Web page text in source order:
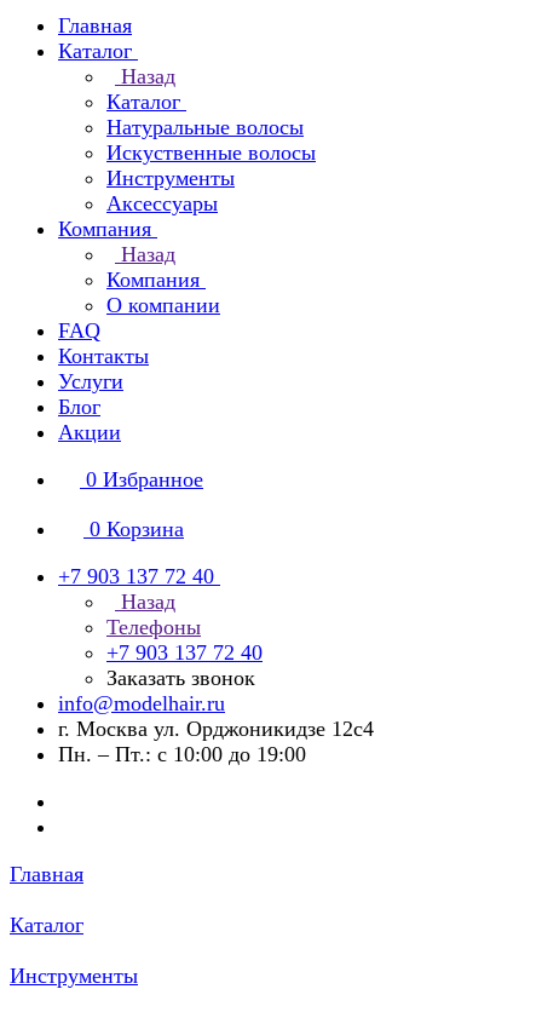
Главная
Каталог
Назад
Каталог
Натуральные волосы
Искуственные волосы
Инструменты
Аксессуары
Компания
Назад
Компания
О компании
FAQ
Контакты
Услуги
Блог
Акции
0 Избранное
0 Корзина
+7 903 137 72 40
Назад
Телефоны
+7 903 137 72 40
Заказать звонок
info@modelhair.ru
г. Москва ул. Орджоникидзе 12с4
Пн. – Пт.: с 10:00 до 19:00
Главная
Каталог
Инструменты